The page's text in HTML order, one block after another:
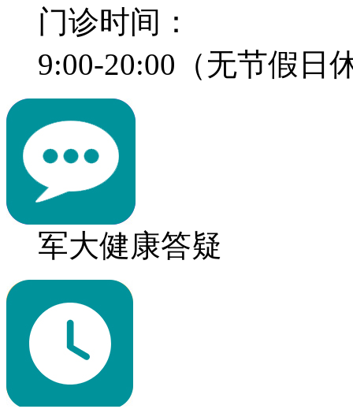
门诊时间：
9:00-20:00（无节假日
军大健康答疑